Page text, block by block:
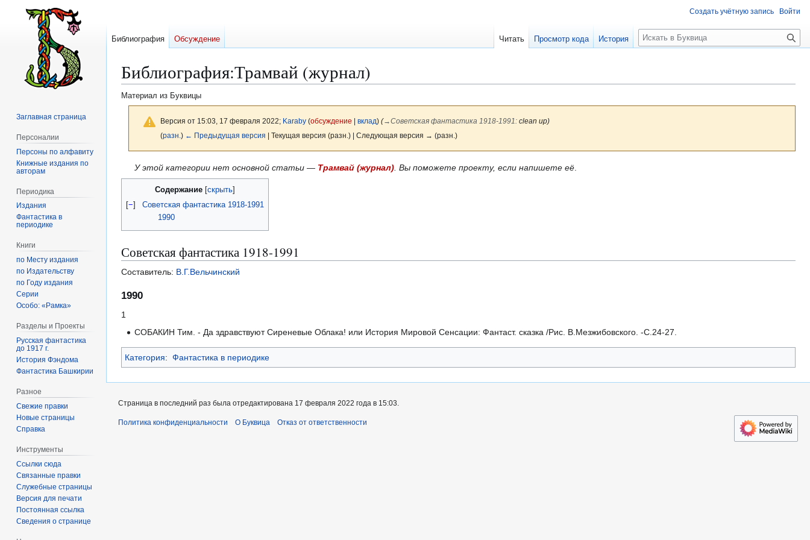
Библиография:Трамвай (журнал)
Материал из Буквицы
Версия от 15:03, 17 февраля 2022; Karaby (обсуждение вклад) (→Советская фантастика 1918-1991 : clean up)
(разн. ) ← Предыдущая версия | Текущая версия (разн.) | Следующая версия → (разн.)
Перейти
к
навигации
Перейти
к
У этой категории нет основной статьи — Трамвай (журнал). Вы поможете проекту, если напишете её.
Содержание
[−]
Советская фантастика 1918-1991
1990
Советская фантастика 1918-1991
Составитель: В.Г.Вельчинский
1990
1
СОБАКИН Тим. - Да здравствуют Сиреневые Облака! или История Мировой Сенсации: Фантаст. сказка /Рис. В.Мезжибовского. -C.24-27.
Категория: Фантастика в периодике
Создать учётную запись Войти
Библиография Обсуждение Читать Просмотр кода История
П
о
к
Заглавная страница
Персоналии
Персоны по алфавиту
Книжные издания по
авторам
Периодика
Издания
Фантастика в
периодике
Книги
по Месту издания
по Издательству
по Году издания
Серии
Особо: «Рамка»
Разделы и Проекты
Русская фантастика
до 1917 г.
История Фэндома
Фантастика Башкирии
Разное
Свежие правки
Новые страницы
Справка
Инструменты
Ссылки сюда
Связанные правки
Служебные страницы
Версия для печати
Постоянная ссылка
Сведения о странице
Страница в последний раз была отредактирована 17 февраля 2022 года в 15:03.
Политика конфиденциальности О Буквица Отказ от ответственности